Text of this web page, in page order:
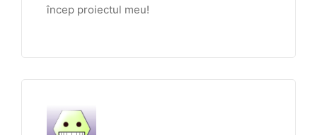
încep proiectul meu!